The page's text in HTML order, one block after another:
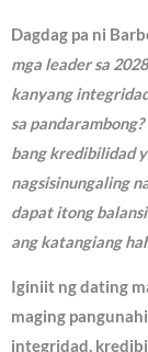
Dagdag pa ni
mga leader sa
kanyang
sa
bang kredibilidad
nagsisinungaling
dapat itong
ang katangiang
Iginiit ng dating
maging
integridad,